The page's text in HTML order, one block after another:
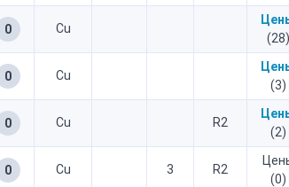
0 Cu
(28)
0 Cu
(3)
0 Cu R2
(2)
0 Cu 3 R2
(0)